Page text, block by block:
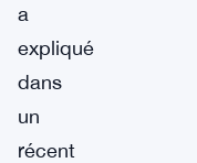
a
expliqué
dans
un
récent